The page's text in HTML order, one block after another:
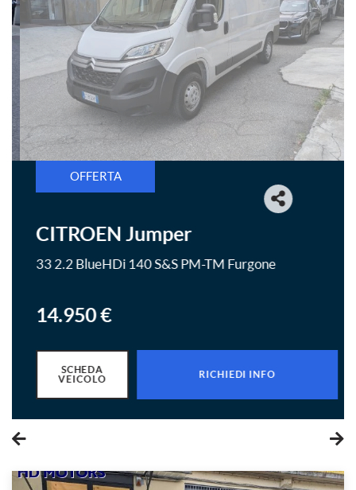
OFFERTA
CITROEN Jumper
33 2.2 BlueHDi 140 S&S PM-TM Furgone
14.950 €
SCHEDA
VEICOLO
RICHIEDI INFO